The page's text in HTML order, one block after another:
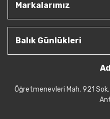
Markalarımız
Balık Günlükleri
Öğretmenevleri Mah. 921